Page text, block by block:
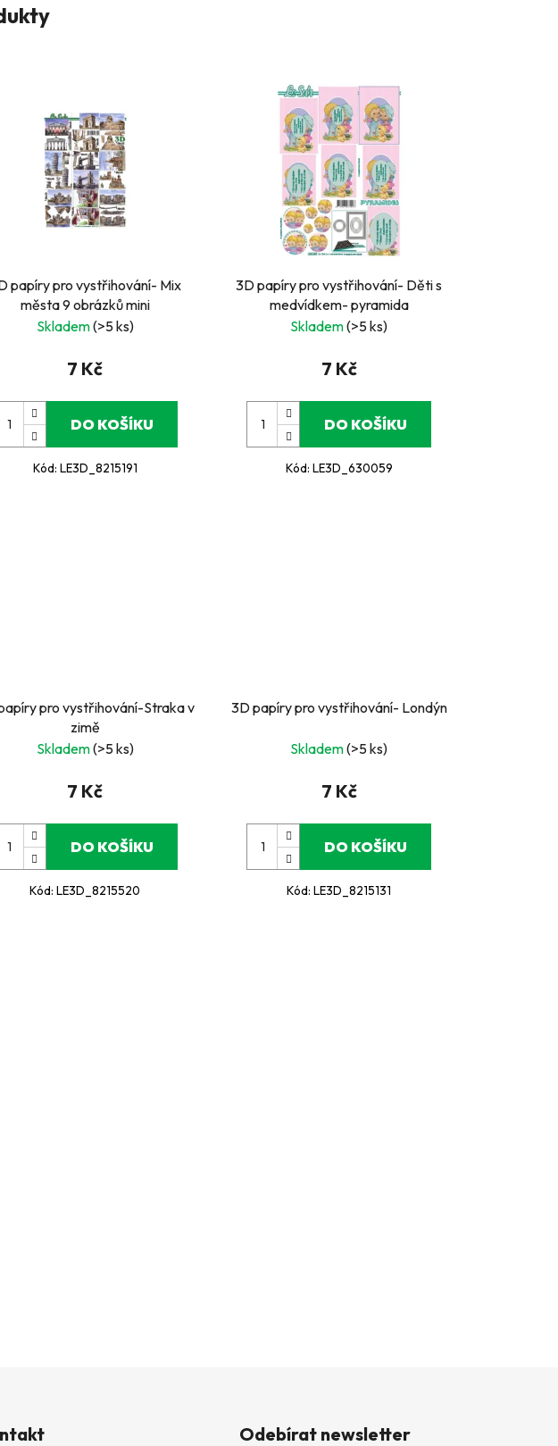
papíry pro vystřihování- Mix
města 9 obrázků mini
Skladem(>5 ks)
7 Kč
DO KOŠÍKU
Kód: LE3D_8215191
3D papíry pro vystřihování- Děti s
medvídkem- pyramida
Skladem(>5 ks)
7 Kč
DO KOŠÍKU
Kód: LE3D_630059
pro vystřihování-Straka v
zimě
Skladem(>5 ks)
7 Kč
DO KOŠÍKU
Kód:LE3D_8215520
3D papíry pro vystřihování- Londýn
Skladem(>5 ks)
7 Kč
DO KOŠÍKU
Kód:LE3D_8215131
Odebírat newsletter